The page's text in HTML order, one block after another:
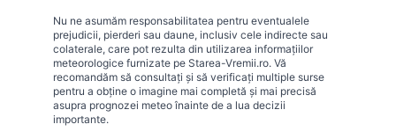
Nu ne asumăm responsabilitatea pentru eventualele
prejudicii, pierderi sau daune, inclusiv cele indirecte sau
colaterale, care pot rezulta din utilizarea informațiilor
meteorologice furnizate pe Starea-Vremii.ro. Vă
recomandăm să consultați și să verificați multiple surse
pentru a obține o imagine mai completă și mai precisă
asupra prognozei meteo înainte de a lua decizii
importante.